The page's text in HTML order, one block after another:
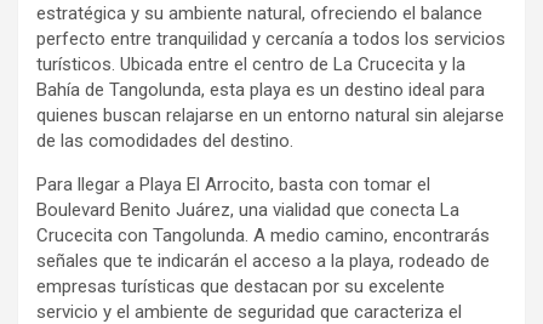
estratégica y su ambiente natural, ofreciendo el balance
perfecto entre tranquilidad y cercanía a todos los servicios
turísticos. Ubicada entre el centro de La Crucecita y la
Bahía de Tangolunda, esta playa es un destino ideal para
quienes buscan relajarse en un entorno natural sin alejarse
de las comodidades del destino.
Para llegar a Playa El Arrocito, basta con tomar el
Boulevard Benito Juárez, una vialidad que conecta La
Crucecita con Tangolunda. A medio camino, encontrarás
señales que te indicarán el acceso a la playa, rodeado de
empresas turísticas que destacan por su excelente
servicio y el ambiente de seguridad que caracteriza el